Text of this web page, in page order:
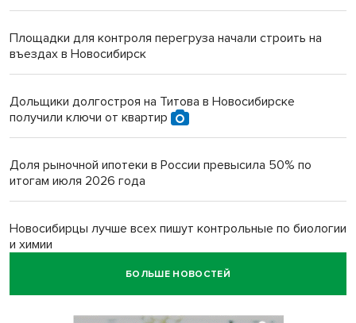
Площадки для контроля перегруза начали строить на
въездах в Новосибирск
Дольщики долгостроя на Титова в Новосибирске
получили ключи от квартир
Доля рыночной ипотеки в России превысила 50% по
итогам июля 2026 года
Новосибирцы лучше всех пишут контрольные по биологии
и химии
БОЛЬШЕ НОВОСТЕЙ